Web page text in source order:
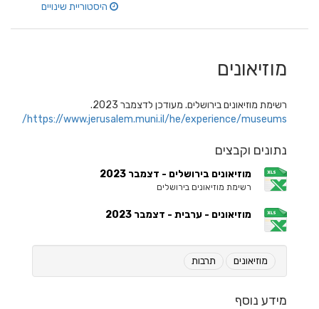
היסטוריית שינויים
מוזיאונים
רשימת מוזיאונים בירושלים. מעודכן לדצמבר 2023.
https://www.jerusalem.muni.il/he/experience/museums/
נתונים וקבצים
מוזיאונים בירושלים - דצמבר 2023
רשימת מוזיאונים בירושלים
מוזיאונים - ערבית - דצמבר 2023
מוזיאונים תרבות
מידע נוסף